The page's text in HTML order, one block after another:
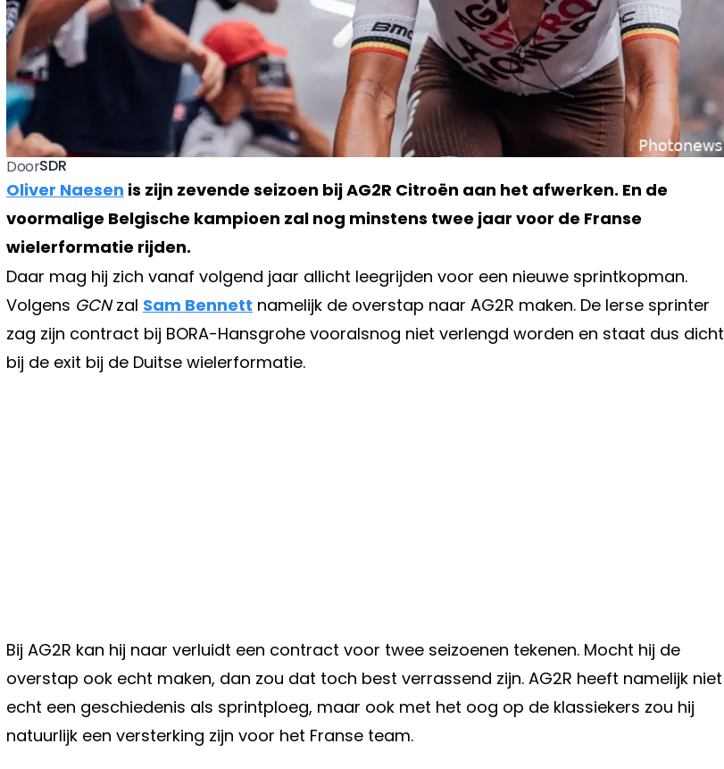
DoorSDR
Oliver Naesen is zijn zevende seizoen bij AG2R Citroën aan het afwerken. En de
voormalige Belgische kampioen zal nog minstens twee jaar voor de Franse
wielerformatie rijden.
Daar mag hij zich vanaf volgend jaar allicht leegrijden voor een nieuwe sprintkopman.
Volgens GCNzal Sam Bennett namelijk de overstap naar AG2R maken. De Ierse sprinter
zag zijn contract bij BORA-Hansgrohe vooralsnog niet verlengd worden en staat dus dicht
bij de exit bij de Duitse wielerformatie.
Bij AG2R kan hij naar verluidt een contract voor twee seizoenen tekenen. Mocht hij de
overstap ook echt maken, dan zou dat toch best verrassend zijn. AG2R heeft namelijk niet
echt een geschiedenis als sprintploeg, maar ook met het oog op de klassiekers zou hij
natuurlijk een versterking zijn voor het Franse team.